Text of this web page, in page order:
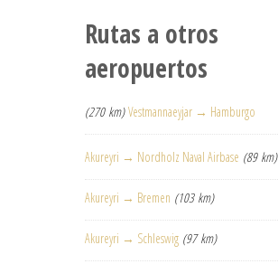
Rutas a otros
aeropuertos
(270 km) Vestmannaeyjar → Hamburgo
Akureyri → Nordholz Naval Airbase (89 km)
Akureyri → Bremen (103 km)
Akureyri → Schleswig (97 km)